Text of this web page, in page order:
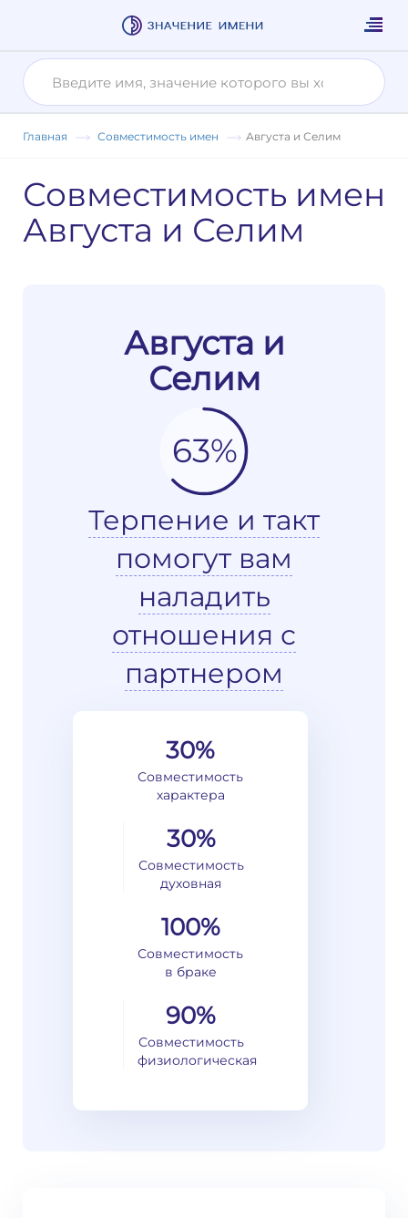
Главная Совместимость имен Августа и Селим
Совместимость имен
Августа и Селим
Августа и
Селим
63%
Терпение и такт
помогут вам
наладить
отношения с
партнером
30%
Совместимость
характера
30%
Совместимость
духовная
100%
Совместимость
в браке
90%
Совместимость
физиологическая